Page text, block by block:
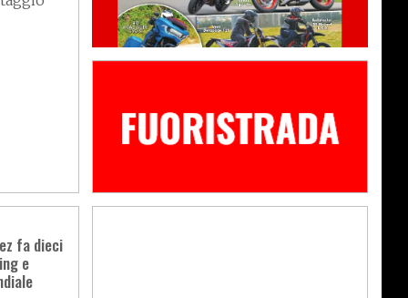
fa dieci
e